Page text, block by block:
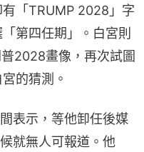
「TRUMP 2028」字
第四任期」。白宮則
2028畫像，再次試圖
的猜測。
表示，等他卸任後媒
就無人可報道。他